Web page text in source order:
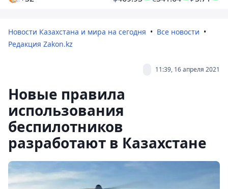
Новости Казахстана и мира на сегодня
Все новости
Редакция Zakon.kz
11:39, 16 апреля 2021
Новые правила
использования
беспилотников
разработают в Казахстане